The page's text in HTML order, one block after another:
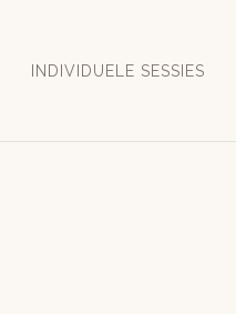
INDIVIDUELE SESSIES